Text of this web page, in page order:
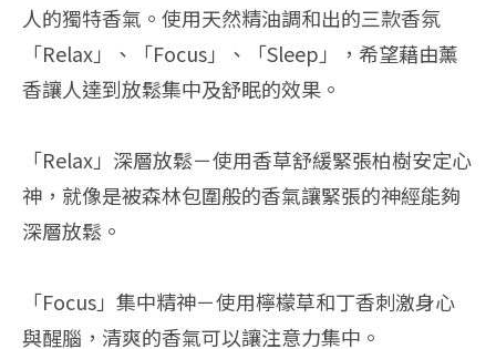
人的獨特香氣。使用天然精油調和出的三款香氛
「Relax」、「Focus」、「Sleep」，希望藉由薰
香讓人達到放鬆集中及舒眠的效果。
「Relax」深層放鬆－使用香草舒緩緊張柏樹安定心
神，就像是被森林包圍般的香氣讓緊張的神經能夠
深層放鬆。
「Focus」集中精神－使用檸檬草和丁香刺激身心
與醒腦，清爽的香氣可以讓注意力集中。